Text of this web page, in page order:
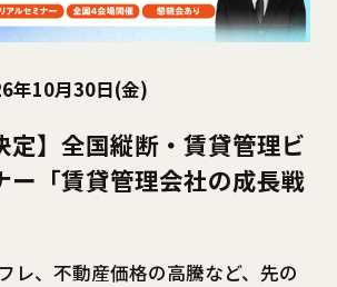
年10月30日(金)
定】全国縦断・賃貸管理ビ
ー「賃貸管理会社の成長戦
レ、不動産価格の高騰など、先の